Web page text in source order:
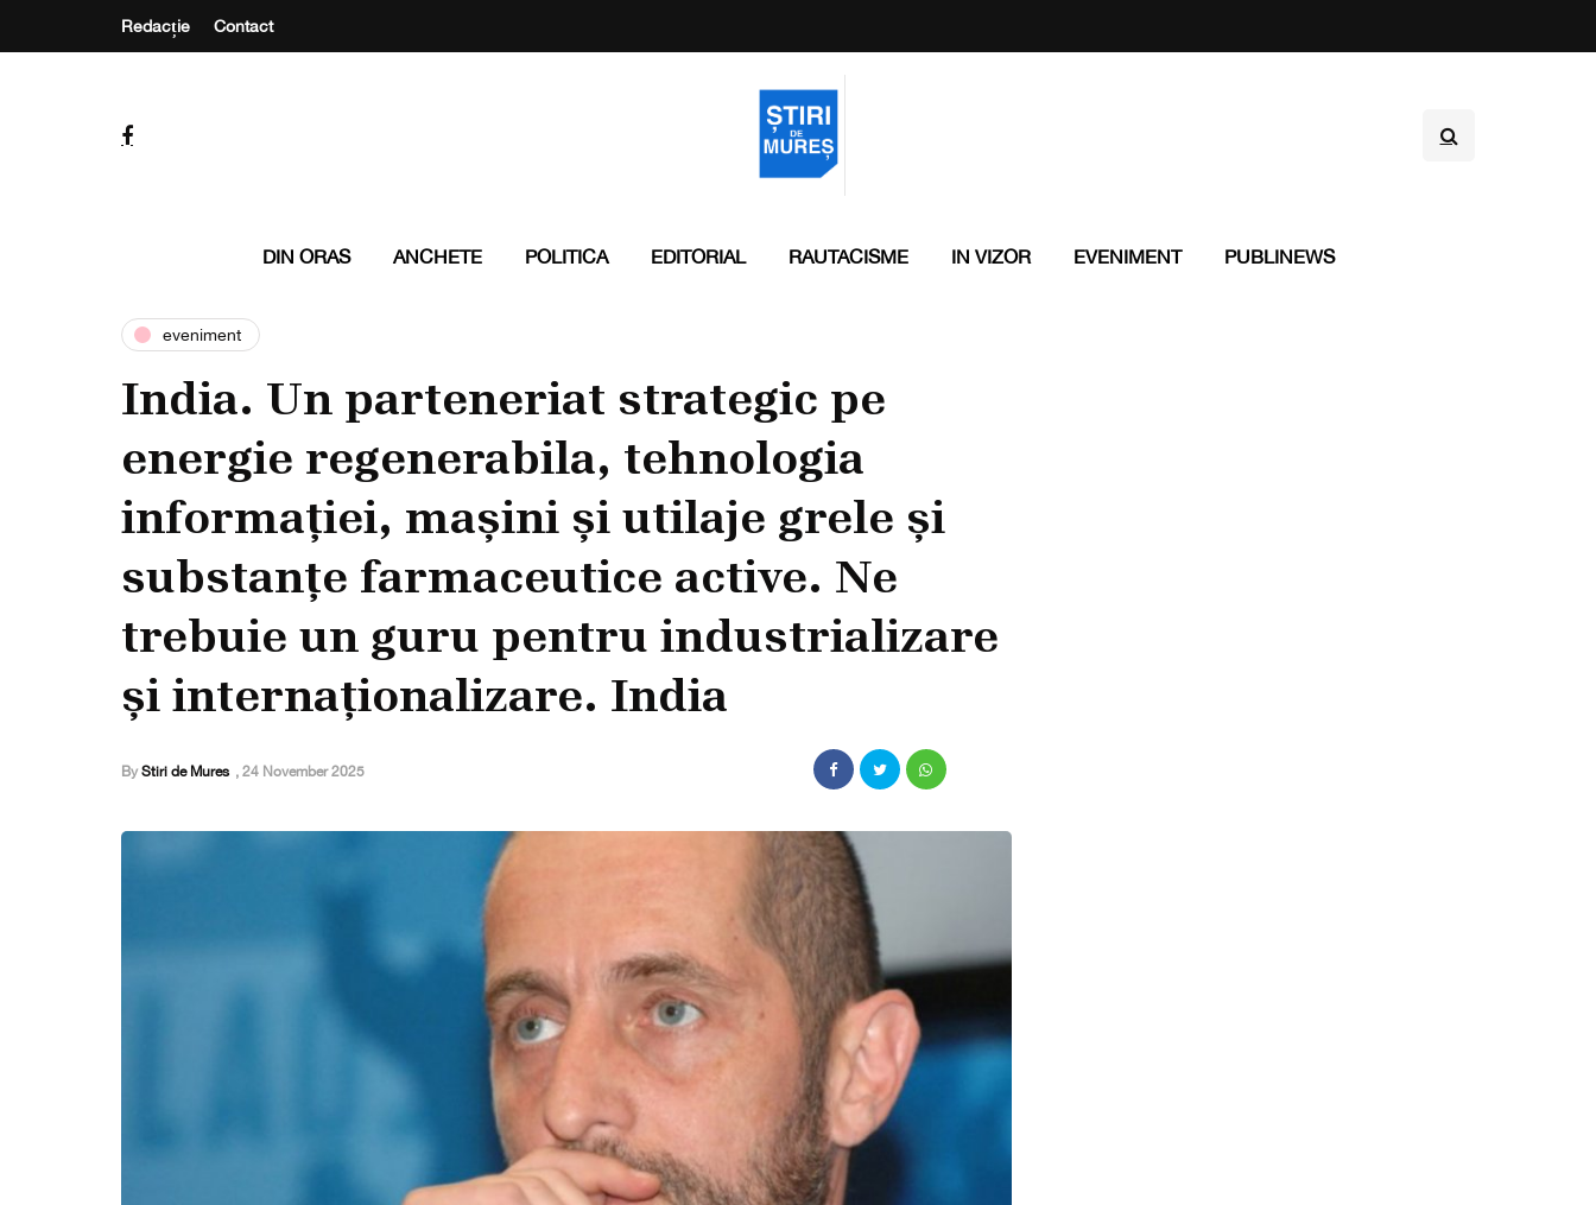
Redacție Contact
DIN ORAS ANCHETE POLITICA EDITORIAL RAUTACISME IN VIZOR EVENIMENT PUBLINEWS
eveniment
India. Un parteneriat strategic pe
energie regenerabila, tehnologia
informației, mașini și utilaje grele și
substanțe farmaceutice active. Ne
trebuie un guru pentru industrializare
și internaționalizare. India
By Stiri de Mures , 24 November 2025